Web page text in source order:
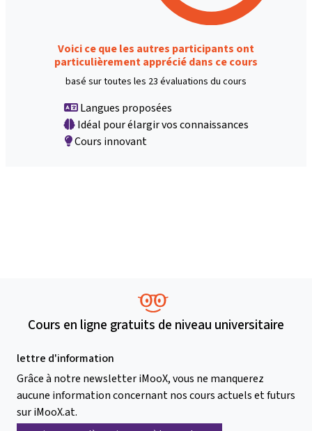
Voici ce que les autres participants ont
particulièrement apprécié dans ce cours
basé sur toutes les 23 évaluations du cours
Langues proposées
Idéal pour élargir vos connaissances
Cours innovant
Cours en ligne gratuits de niveau universitaire
lettre d'information
Grâce à notre newsletter iMooX, vous ne manquerez
aucune information concernant nos cours actuels et futurs
sur iMooX.at.